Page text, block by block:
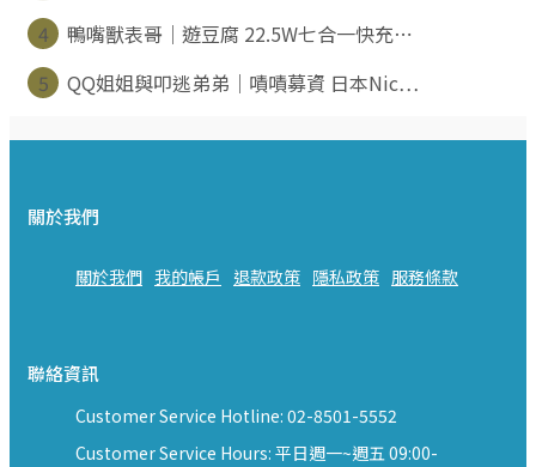
4
鴨嘴獸表哥｜遊豆腐 22.5W七合一快充⋯
5
QQ姐姐與叩逃弟弟｜嘖嘖募資 日本Nic⋯
關於我們
關於我們 我的帳戶 退款政策 隱私政策 服務條款
聯絡資訊
Customer Service Hotline: 02-8501-5552
Customer Service Hours: 平日週一~週五 09:00-